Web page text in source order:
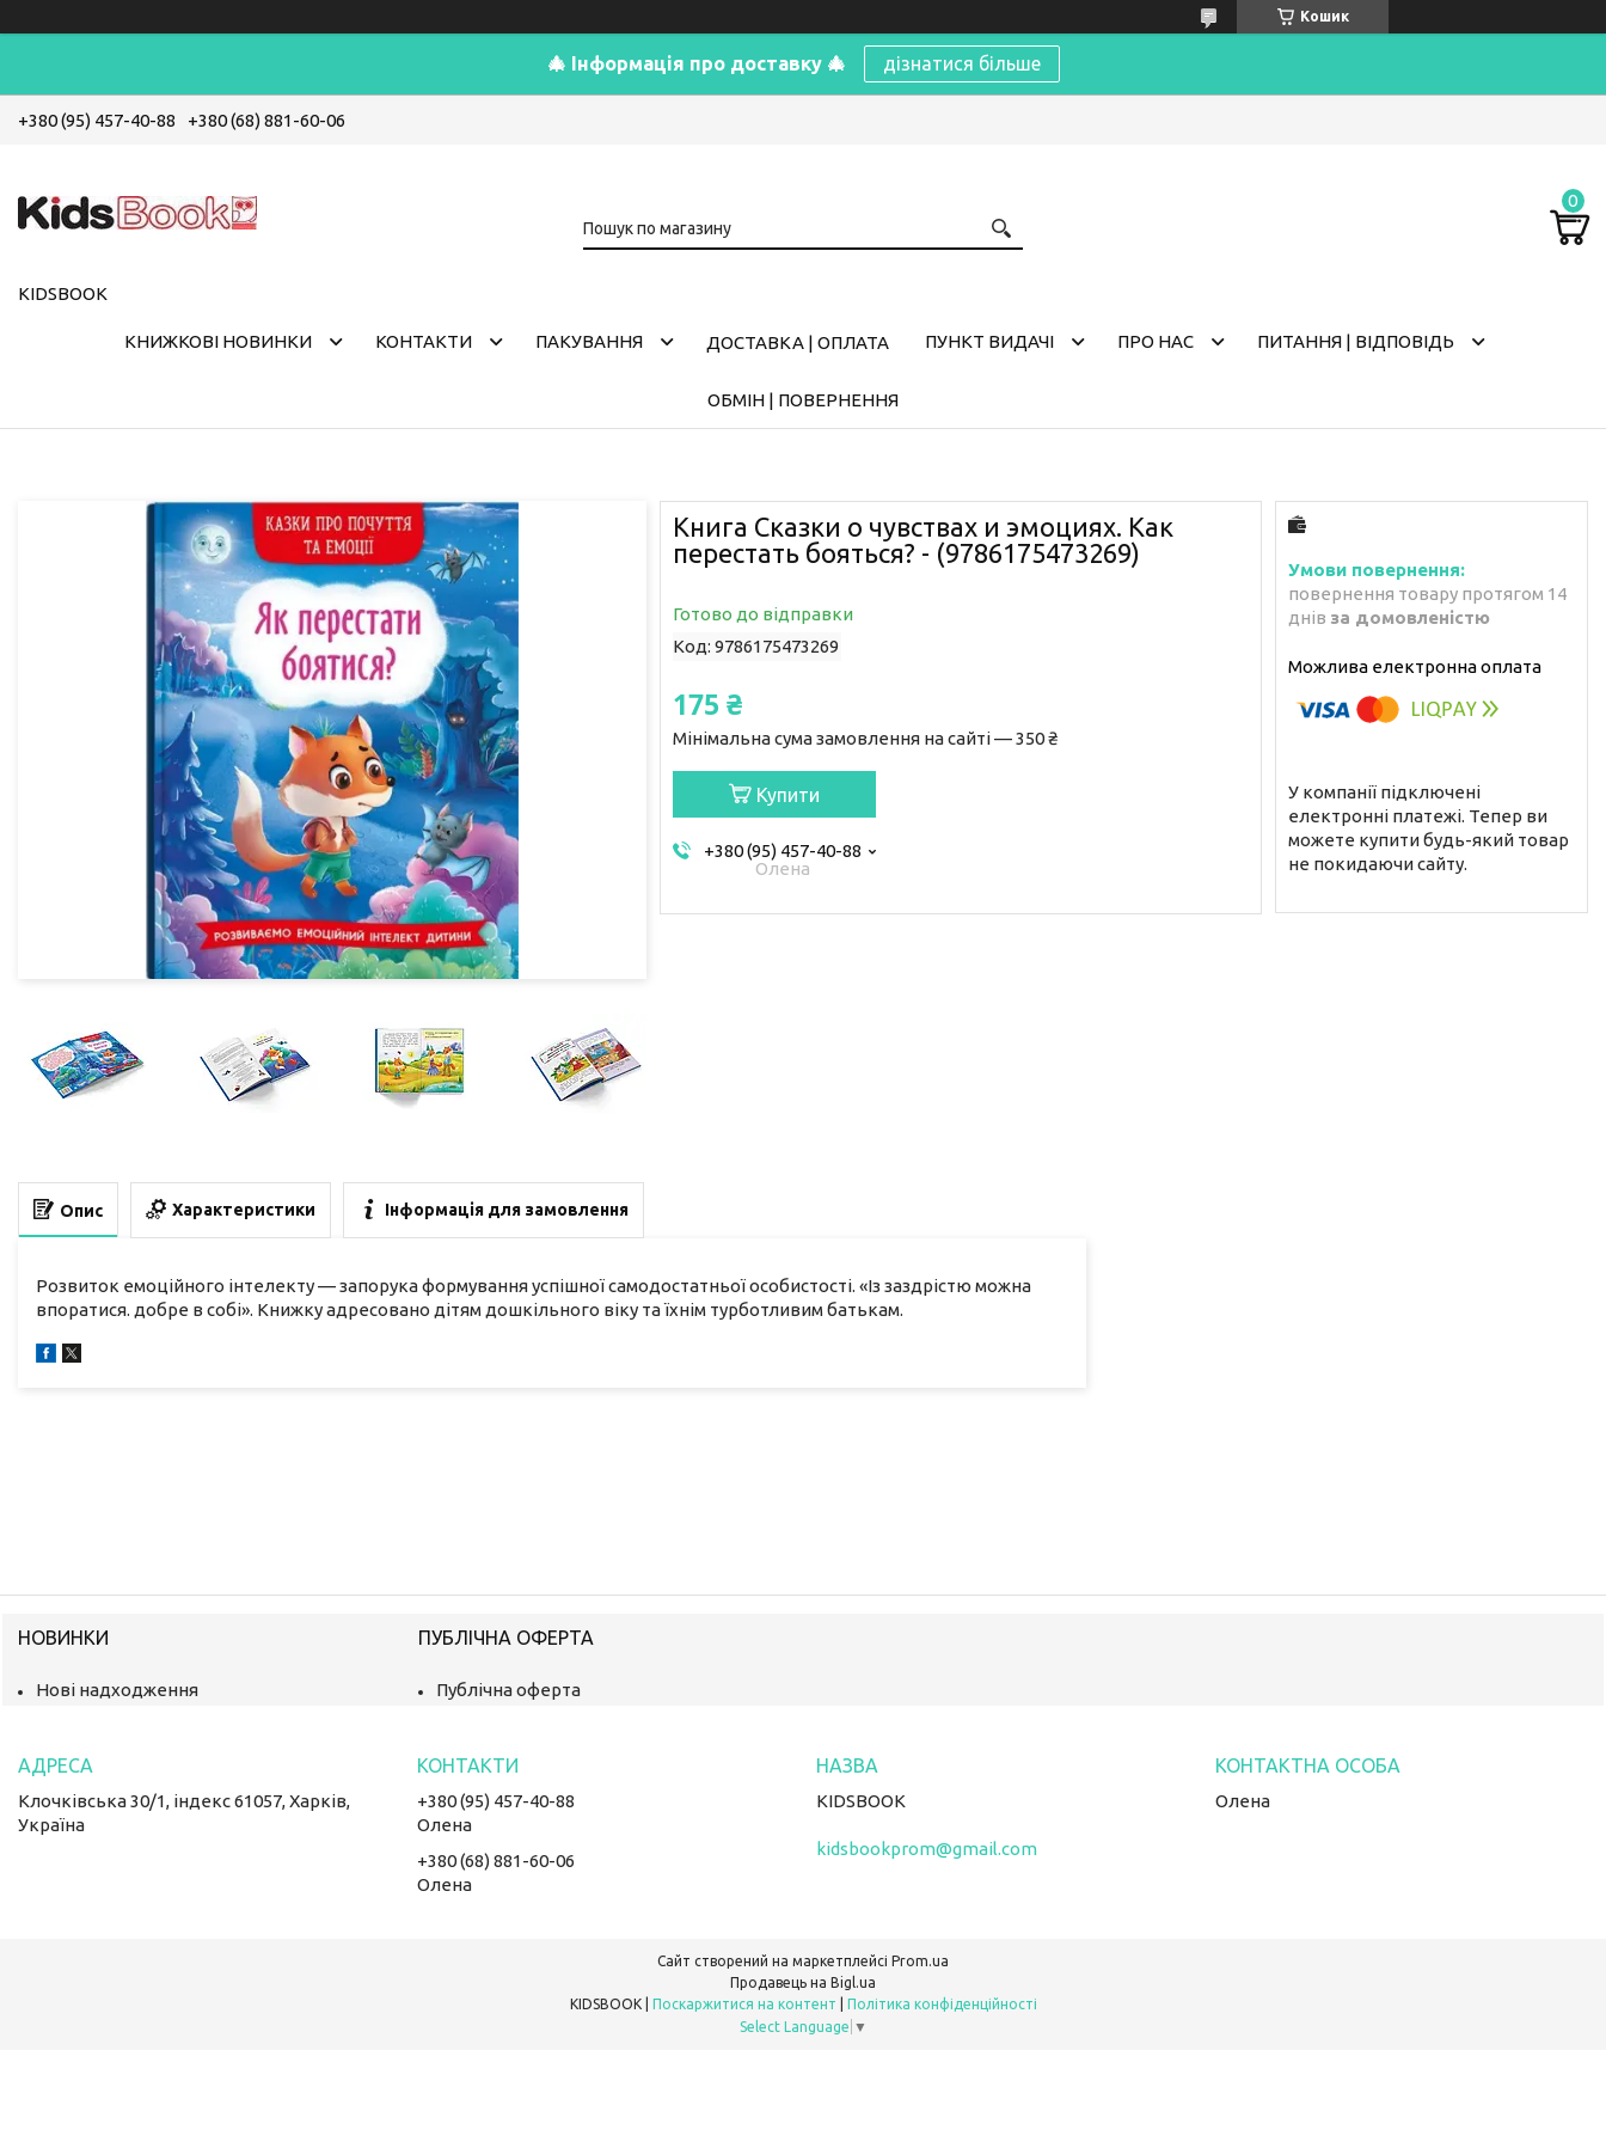
Кошик
🎄 Інформація про доставку 🎄 дізнатися більше
+380 (95) 457-40-88 +380 (68) 881-60-06
KIDSBOOK
КНИЖКОВІ НОВИНКИ КОНТАКТИ ПАКУВАННЯ ДОСТАВКА | ОПЛАТА ПУНКТ ВИДАЧІ ПРО НАС ПИТАННЯ | ВІДПОВІДЬ
ОБМІН | ПОВЕРНЕННЯ
Книга Сказки о чувствах и эмоциях. Как
перестать бояться? - (9786175473269)
Готово до відправки
Код: 9786175473269
175 ₴
Мінімальна сума замовлення на сайті — 350 ₴
Купити
+380 (95) 457-40-88
Олена
повернення товару протягом 14
днів за домовленістю
У компанії підключені
електронні платежі. Тепер ви
можете купити будь-який товар
не покидаючи сайту.
Опис Характеристики Інформація для замовлення
Розвиток емоційного інтелекту — запорука формування успішної самодостатньої особистості. «Із заздрістю можна
впоратися. добре в собі». Книжку адресовано дітям дошкільного віку та їхнім турботливим батькам.
НОВИНКИ
Нові надходження
ПУБЛІЧНА ОФЕРТА
Публічна оферта
Клочківська 30/1, індекс 61057, Харків,
Україна
+380 (95) 457-40-88
Олена
+380 (68) 881-60-06
Олена
KIDSBOOK
kidsbookprom@gmail.com
Олена
Сайт створений на маркетплейсі Prom.ua
Продавець на Bigl.ua
Поскаржитися на контент
Політика конфіденційності
Select Language ▼